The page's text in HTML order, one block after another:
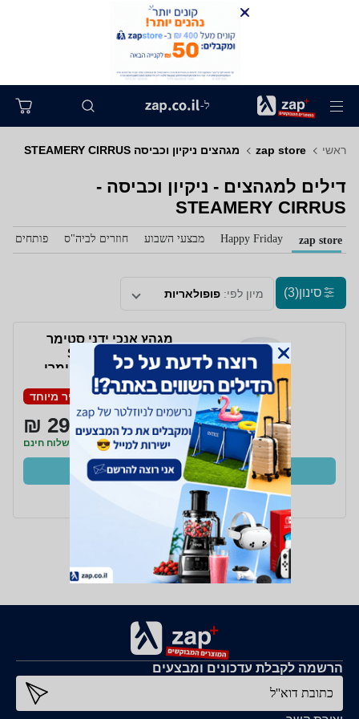
ל-
ראשי zap store מגהצים ניקיון וכביסה STEAMERY CIRRUS
דילים למגהצים - ניקיון וכביסה -
STEAMERY CIRRUS
zap store
Happy Friday מבצעי השבוע חוזרים לביה"ס פותחים
סינון(3) מיון לפי: פופולאריות
מגהץ אנכי ידני סטימר
מבית STEAMERY
STOCKHOLM סטימרי
דגם CIRRUS NO.2
מחיר מיוחד
295 ₪
משלוח חינם
קנו עכשיו
ב- X-Press+
הרשמה לקבלת עדכונים ומבצעים
כתובת דוא''ל